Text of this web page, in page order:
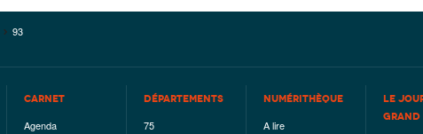
93
CARNET
Agenda
DÉPARTEMENTS
75
NUMÉRITHÈQUE
A lire
LE
GRAND